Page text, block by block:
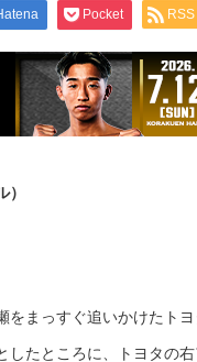
Pocket RSS
をまっすぐ追いかけたト
したところに、トヨタの